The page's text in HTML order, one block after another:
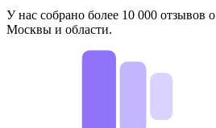
У нас собрано более 10 000 отзывов
Москвы и области.